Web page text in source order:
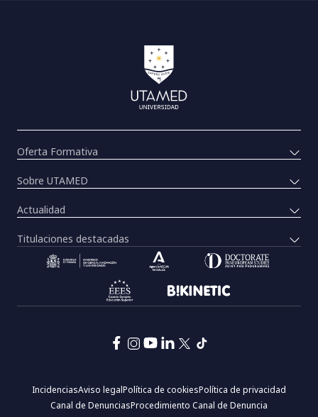
Oferta Formativa
Sobre UTAMED
Actualidad
Titulaciones destacadas
página:
IncidenciasAviso legalPolítica de cookiesPolítica de privacidad
Canal de DenunciasProcedimiento Canal de Denuncia